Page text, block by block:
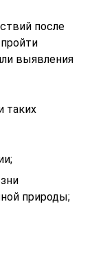
после
выявления
таких
природы;